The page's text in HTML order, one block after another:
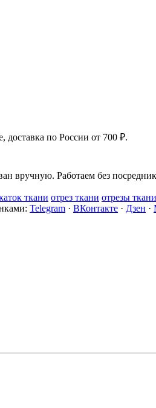
доставка по России от 700 ₽.
вручную. Работаем без
ткани отрез ткани отрезы ткани
Telegram · ВКонтакте · Дзен ·